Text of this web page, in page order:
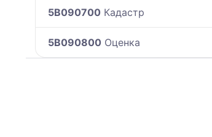
5B090700 Кадастр
5B090800 Оценка